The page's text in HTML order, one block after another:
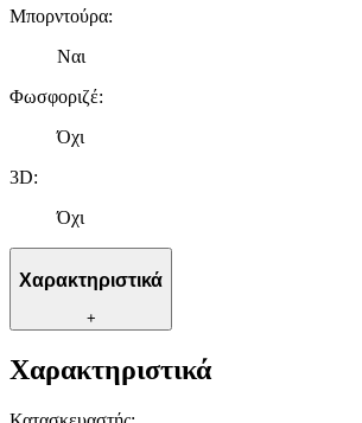
Μπορντούρα:
Ναι
Φωσφοριζέ:
Όχι
3D:
Όχι
Χαρακτηριστικά
+
Χαρακτηριστικά